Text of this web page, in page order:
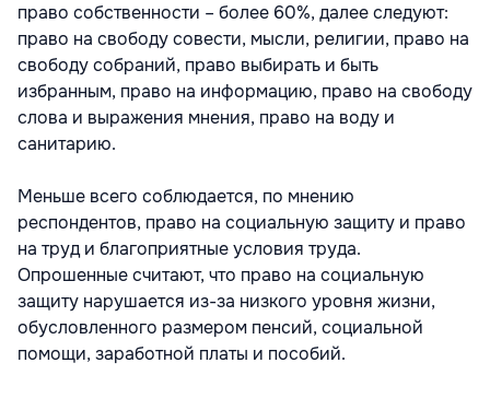
право собственности – более 60%, далее следуют:
право на свободу совести, мысли, религии, право на
свободу собраний, право выбирать и быть
избранным, право на информацию, право на свободу
слова и выражения мнения, право на воду и
санитарию.
Меньше всего соблюдается, по мнению
респондентов, право на социальную защиту и право
на труд и благоприятные условия труда.
Опрошенные считают, что право на социальную
защиту нарушается из-за низкого уровня жизни,
обусловленного размером пенсий, социальной
помощи, заработной платы и пособий.